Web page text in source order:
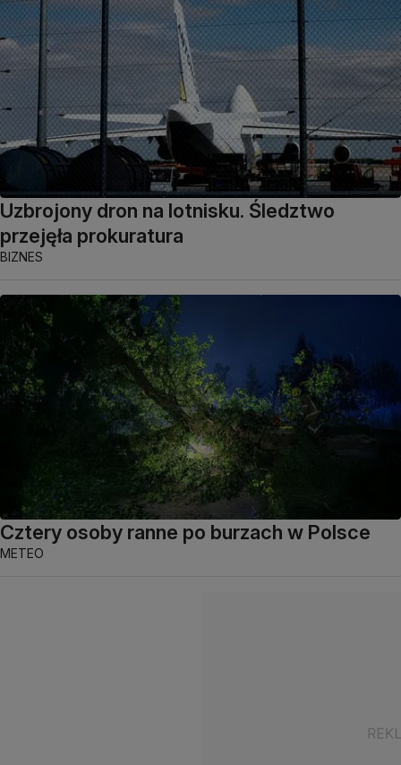
Uzbrojony dron na lotnisku. Śledztwo
przejęła prokuratura
BIZNES
Cztery osoby ranne po burzach w Polsce
METEO